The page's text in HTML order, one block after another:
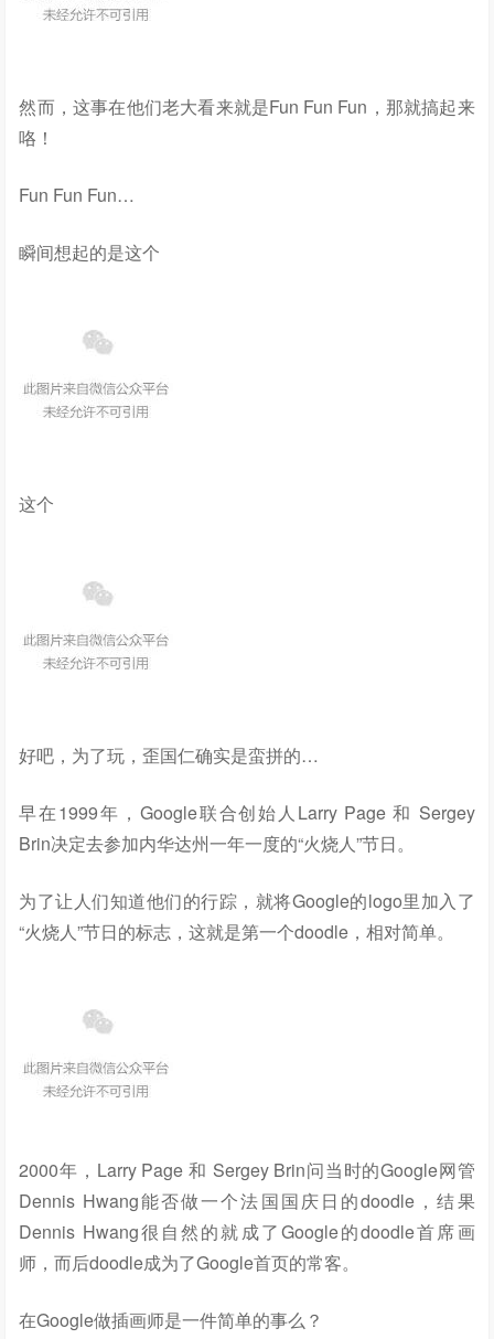
然而，这事在他们老大看来就是Fun Fun Fun，那就搞起来
咯！
Fun Fun Fun…
瞬间想起的是这个
这个
好吧，为了玩，歪国仁确实是蛮拼的…
早在1999年，Google联合创始人Larry Page 和 Sergey
Brin决定去参加内华达州一年一度的“火烧人”节日。
为了让人们知道他们的行踪，就将Google的logo里加入了
“火烧人”节日的标志，这就是第一个doodle，相对简单。
2000年，Larry Page 和 Sergey Brin问当时的Google网管
Dennis Hwang能否做一个法国国庆日的doodle，结果
Dennis Hwang很自然的就成了Google的doodle首席画
师，而后doodle成为了Google首页的常客。
在Google做插画师是一件简单的事么？